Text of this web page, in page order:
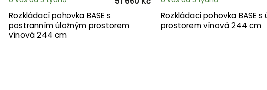
Rozkládací pohovka BASE s
postranním úložným prostorem
vínová 244 cm
Rozkládací pohovka BASE s
prostorem vínová 244 cm